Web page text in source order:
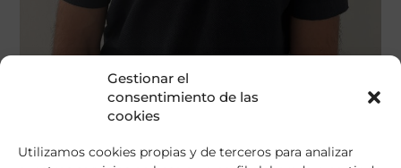
Gestionar el
consentimiento de las
cookies
Utilizamos cookies propias y de terceros para analizar
Graduado en Medicina por la Universitat de
Lleida, he realizado la residencia de Psiquiatría
en el Hospital Universitari Son Espases
formación, orienté mi trayectoria hacia la